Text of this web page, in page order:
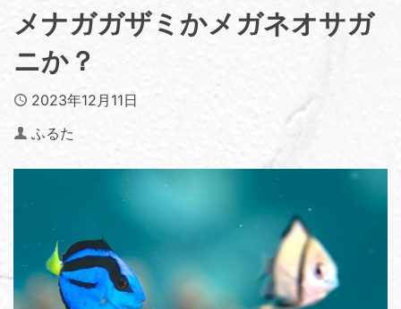
メナガガザミかメガネオサガ
ニか？
Published
2023年12月11日
Author
ふるた